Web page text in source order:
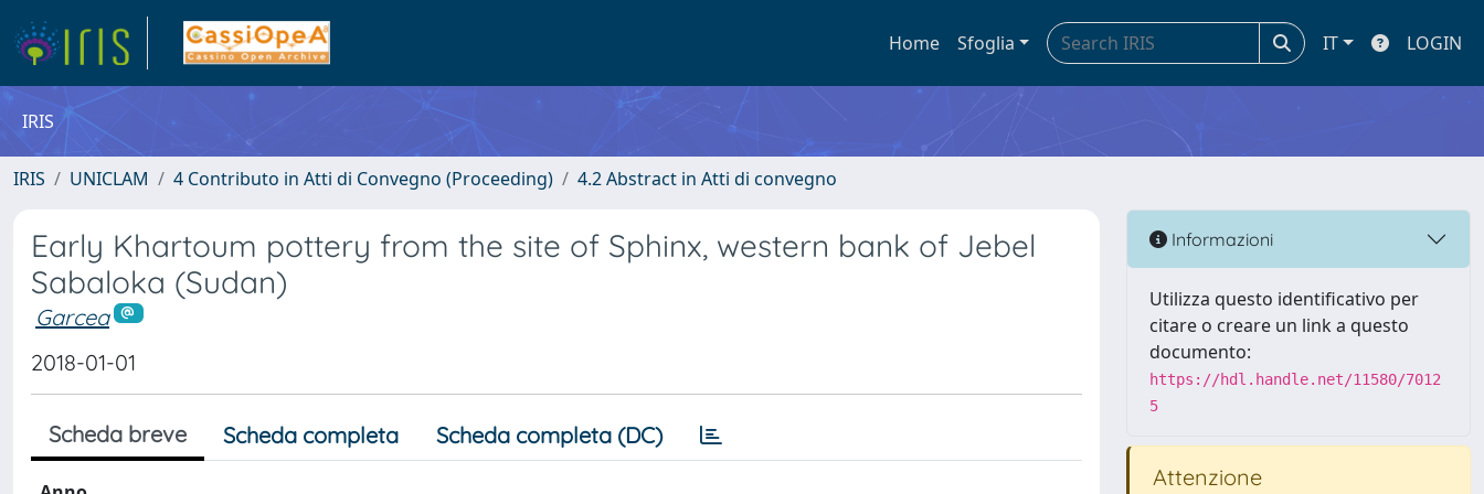
Home Sfoglia IT LOGIN
IRIS
IRIS UNICLAM 4 Contributo in Atti di Convegno (Proceeding) 4.2 Abstract in Atti di convegno
Early Khartoum pottery from the site of Sphinx, western bank of Jebel
Sabaloka (Sudan)
Garcea
2018-01-01
Scheda breve Scheda completa Scheda completa (DC)
Informazioni
Utilizza questo identificativo per
citare o creare un link a questo
documento:
https://hdl.handle.net/11580/7012
5
Attenzione